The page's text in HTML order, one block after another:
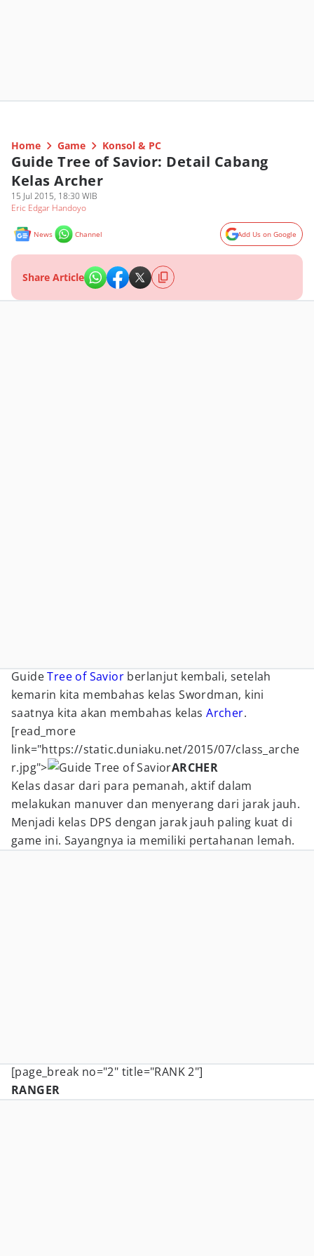
Home Game Konsol & PC
Guide Tree of Savior: Detail Cabang
Kelas Archer
15 Jul 2015, 18:30 WIB
Eric Edgar Handoyo
News Channel Add Us on Google
Share Article
GuideTree of Savior berlanjut kembali, setelah
kemarin kita membahas kelas Swordman, kini
saatnya kita akan membahas kelasArcher.
[read_more
link="https://static.duniaku.net/2015/07/class_arche
r.jpg">
ARCHER
Kelas dasar dari para pemanah, aktif dalam
melakukan manuver dan menyerang dari jarak jauh.
Menjadi kelas DPS dengan jarak jauh paling kuat di
game ini. Sayangnya ia memiliki pertahanan lemah.
[page_break no="2" title="RANK 2"]
RANGER